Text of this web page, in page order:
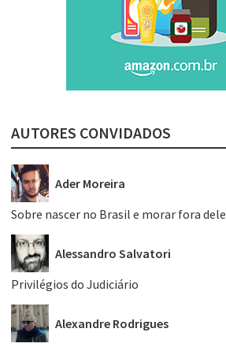
AUTORES CONVIDADOS
Ader Moreira
Sobre nascer no Brasil e morar fora dele
Alessandro Salvatori
Privilégios do Judiciário
Alexandre Rodrigues